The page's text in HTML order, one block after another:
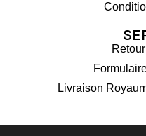
Livraison